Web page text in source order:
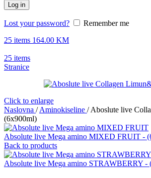
Log in
Lost your password?
Remember me
25 items 164.00 KM
25 items
Stranice
Click to enlarge
Naslovna / Aminokiseline / Aboslute live
(6x900ml)
Absolute live Mega amino MIXED FRUIT -
Back to products
Absolute live Mega amino STRAWBERRY -